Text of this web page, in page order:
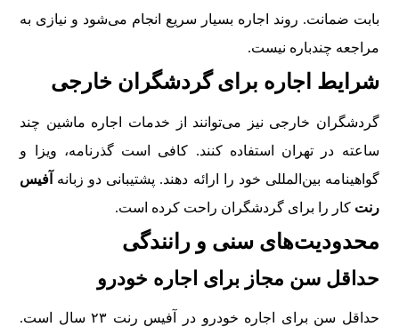
بابت ضمانت. روند اجاره بسیار سریع انجام می‌شود و نیازی به
مراجعه چندباره نیست.
شرایط اجاره برای گردشگران خارجی
گردشگران خارجی نیز می‌توانند از خدمات اجاره ماشین چند
ساعته در تهران استفاده کنند. کافی است گذرنامه، ویزا و
گواهینامه بین‌المللی خود را ارائه دهند. پشتیبانی دو زبانه آفیس
رنت کار را برای گردشگران راحت کرده است.
محدودیت‌های سنی و رانندگی
حداقل سن مجاز برای اجاره خودرو
حداقل سن برای اجاره خودرو در آفیس رنت ۲۳ سال است.